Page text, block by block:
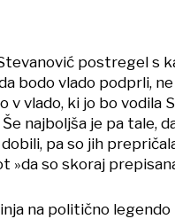
postregel s
bodo vlado podprli,
v vlado, ki jo bo vodila
najboljša je pa tale,
pa so jih
»da so skoraj
na politično